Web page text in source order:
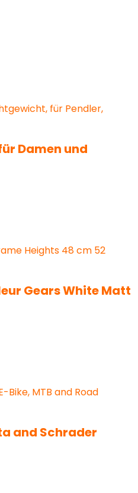
Damen und
Gears White Matt
and Schrader